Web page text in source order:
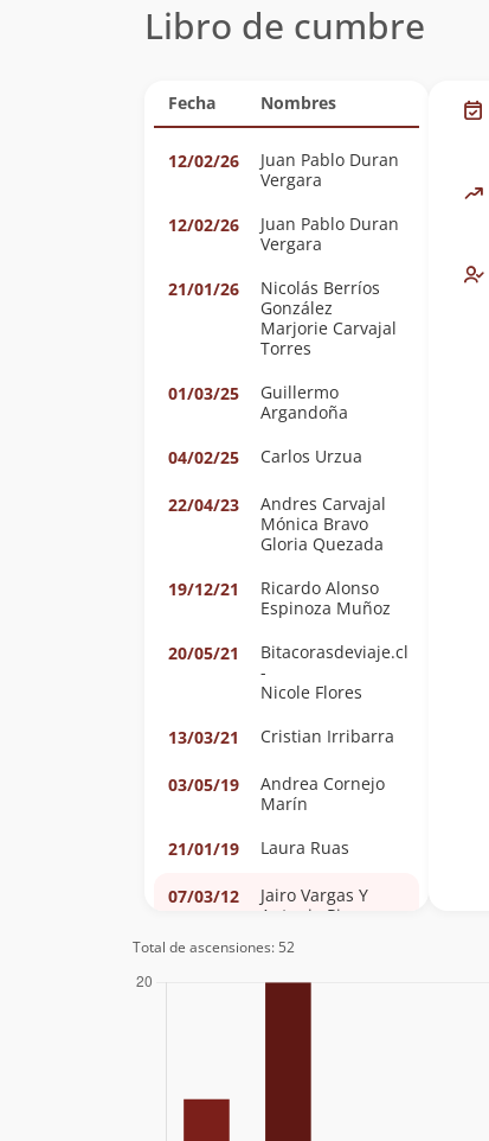
Libro de cumbre
Fecha Nombres
12/02/26
Juan Pablo Duran
Vergara
12/02/26
Juan Pablo Duran
Vergara
21/01/26
Nicolás Berríos
González
Marjorie Carvajal
Torres
01/03/25
Guillermo
Argandoña
04/02/25
Carlos Urzua
22/04/23
Andres Carvajal
Mónica Bravo
Gloria Quezada
19/12/21
Ricardo Alonso
Espinoza Muñoz
20/05/21
Bitacorasdeviaje.cl
-
Nicole Flores
13/03/21
Cristian Irribarra
03/05/19
Andrea Cornejo
Marín
21/01/19
Laura Ruas
07/03/12
Jairo Vargas Y
Antonio Pino
Nicolas
Total de ascensiones: 52